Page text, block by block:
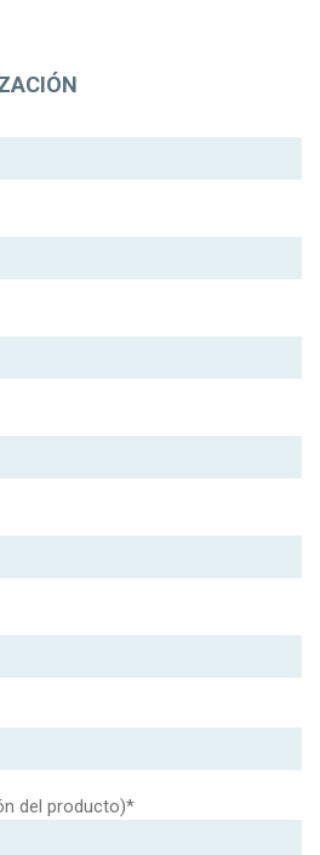
del producto)*